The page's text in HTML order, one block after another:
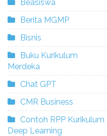
Beasiswa
Berita MGMP
Bisnis
Buku Kurikulum
Merdeka
Chat GPT
CMR Business
Contoh RPP Kurikulum
Deep Learning